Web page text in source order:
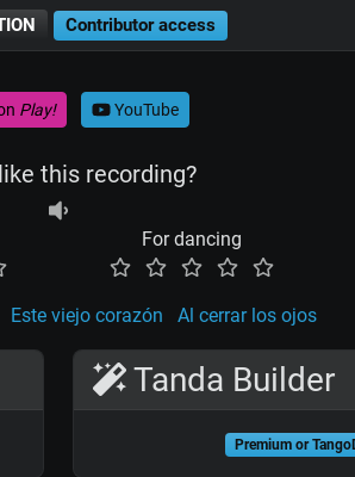
Contributor access
Play! YouTube
this recording?
For dancing
Este viejo corazón Al cerrar los ojos
Tanda Builder
Premium or